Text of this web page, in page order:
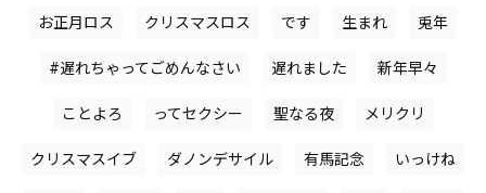
お正月ロス クリスマスロス です 生まれ 兎年
#遅れちゃってごめんなさい 遅れました 新年早々
ことよろ ってセクシー 聖なる夜 メリクリ
クリスマスイブ ダノンデサイル 有馬記念 いっけね